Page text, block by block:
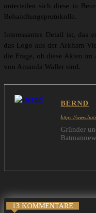
unterteilen sich diese in
Behandlungsprotokolle.
Interessantes Detail ist, das
das Logo aus der Arkham-
die Frage, ob diese Akten
von Amanda Waller sind.
BERND
https://
Gründer
13 KOMMENTARE